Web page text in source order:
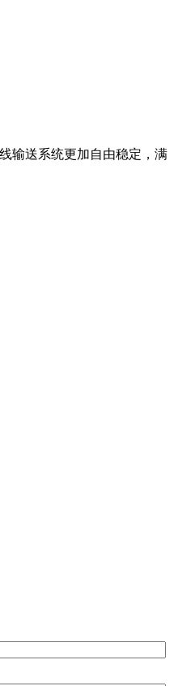
输送系统更加自由稳定，满